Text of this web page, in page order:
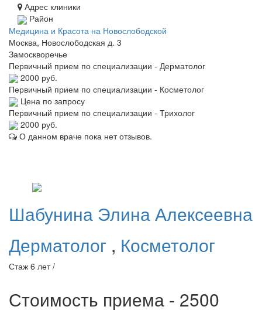
Адрес клиники
Район
Медицина и Красота на Новослободской
Москва, Новослободская д. 3
Замоскворечье
Первичный прием по специализации - Дерматолог
2000 руб.
Первичный прием по специализации - Косметолог
Цена по запросу
Первичный прием по специализации - Трихолог
2000 руб.
О данном враче пока нет отзывов.
Шабунина Элина Алексеевна
Дерматолог , Косметолог
Стаж 6 лет /
Стоимость приема - 2500